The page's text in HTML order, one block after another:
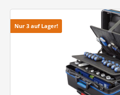
Nur 3 auf Lager!